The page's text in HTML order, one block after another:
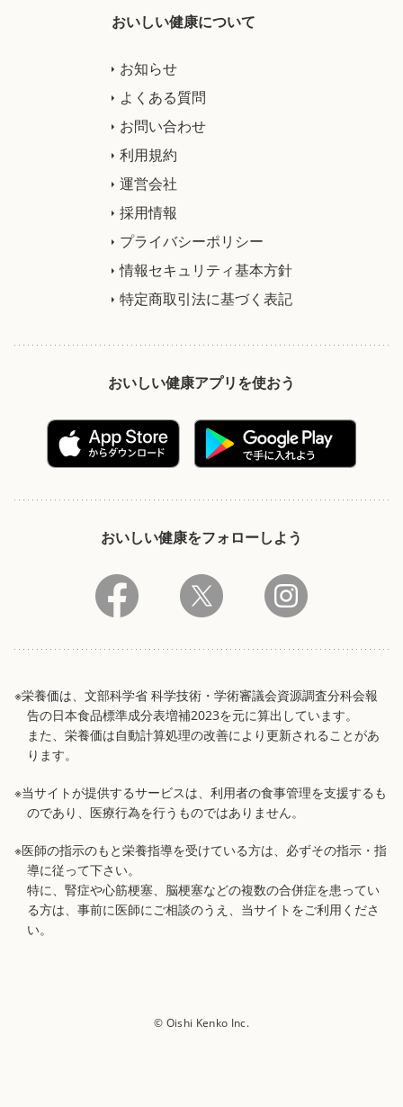
おいしい健康について
お知らせ
よくある質問
お問い合わせ
利用規約
運営会社
採用情報
プライバシーポリシー
情報セキュリティ基本方針
特定商取引法に基づく表記
おいしい健康アプリを使おう
おいしい健康をフォローしよう
※栄養価は、文部科学省 科学技術・学術審議会資源調査分科会報
告の日本食品標準成分表増補2023を元に算出しています。
また、栄養価は自動計算処理の改善により更新されることがあ
ります。
※当サイトが提供するサービスは、利用者の食事管理を支援するも
のであり、医療行為を行うものではありません。
※医師の指示のもと栄養指導を受けている方は、必ずその指示・指
導に従って下さい。
特に、腎症や心筋梗塞、脳梗塞などの複数の合併症を患ってい
る方は、事前に医師にご相談のうえ、当サイトをご利用くださ
い。
© Oishi Kenko Inc.